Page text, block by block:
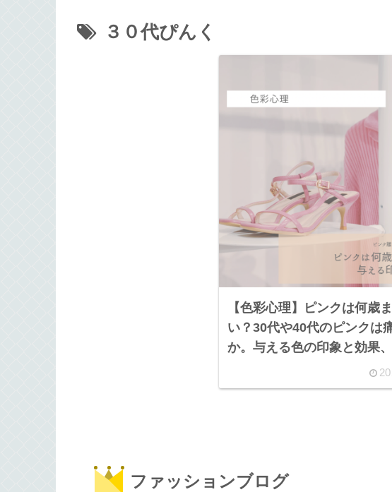
３０代ぴんく
【色彩心理】ピンクは何歳
い？30代や40代のピンクは
か。与える色の印象と効果
ファッションブログ